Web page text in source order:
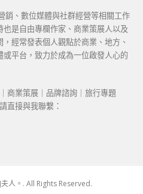
銷、數位媒體與社群經營等相關工作
是自由專欄作家、商業策展人以及
經常發表個人觀點於商業、地方、
平台，致力於成為一位啟發人心的
商業策展｜品牌諮詢｜旅行專題
直接與我聯繫：
人。. All Rights Reserved.